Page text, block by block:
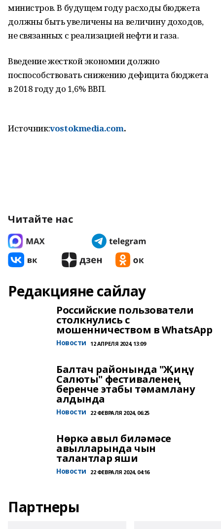
министров. В будущем году расходы бюджета
должны быть увеличены на величину доходов,
не связанных с реализацией нефти и газа.
Введение жесткой экономии должно
поспособствовать снижению дефицита бюджета
в 2018 году до 1,6% ВВП.
Источник:vostokmedia.com.
Читайте нас
Редакцияне сайлау
Российские пользователи
столкнулись с
мошенничеством в WhatsApp
Новости 12 АПРЕЛЯ 2024, 13:09
Балтач районында "Җиңү
Салюты" фестиваленең
беренче этабы тәмамлану
алдында
Новости 22 ФЕВРАЛЯ 2024, 06:25
Нөркә авыл биләмәсе
авылларында чын
талантлар яши
Новости 22 ФЕВРАЛЯ 2024, 04:16
Партнеры